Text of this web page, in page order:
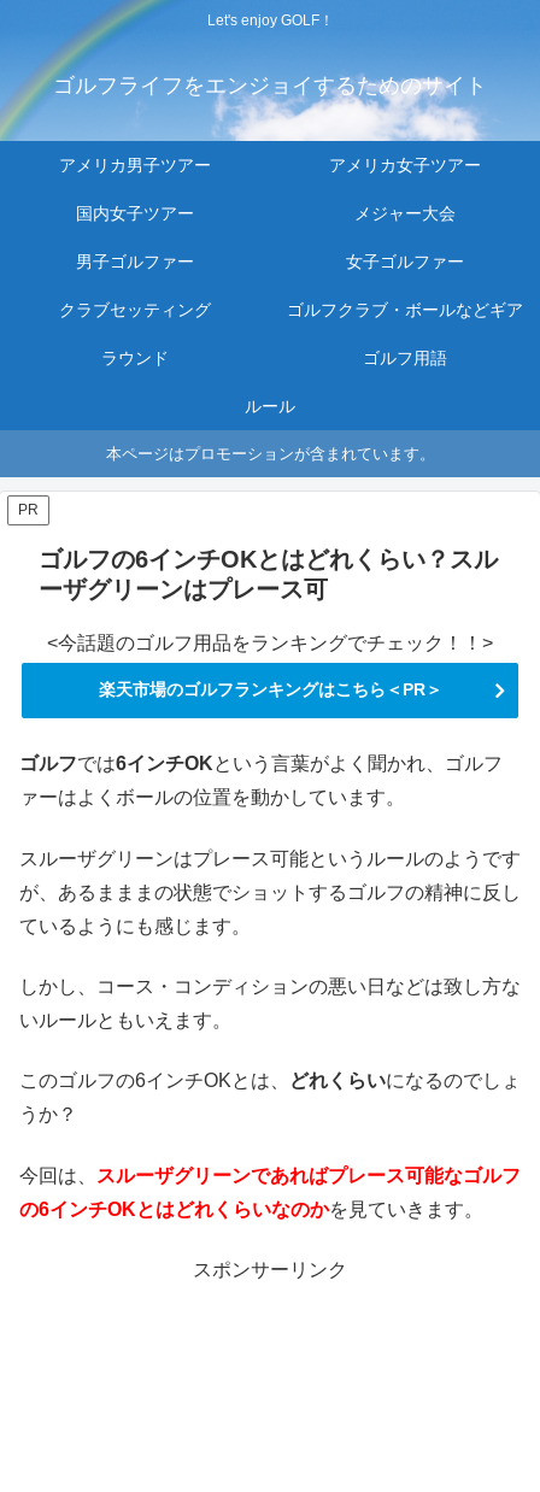
Let's enjoy GOLF！
ゴルフライフをエンジョイするためのサイト
アメリカ男子ツアー アメリカ女子ツアー
国内女子ツアー メジャー大会
男子ゴルファー 女子ゴルファー
クラブセッティング ゴルフクラブ・ボールなどギア
ラウンド ゴルフ用語
ルール
本ページはプロモーションが含まれています。
PR
ゴルフの6インチOKとはどれくらい？スル
ーザグリーンはプレース可
<今話題のゴルフ用品をランキングでチェック！！>
楽天市場のゴルフランキングはこちら＜PR＞
ゴルフでは6インチOKという言葉がよく聞かれ、ゴルフ
ァーはよくボールの位置を動かしています。
スルーザグリーンはプレース可能というルールのようです
が、あるまままの状態でショットするゴルフの精神に反し
ているようにも感じます。
しかし、コース・コンディションの悪い日などは致し方な
いルールともいえます。
このゴルフの6インチOKとは、 どれくらいになるのでしょ
うか？
今回は、
スルーザグリーンであればプレース可能なゴルフ
の6インチOKとはどれくらいなのかを見ていきます。
スポンサーリンク